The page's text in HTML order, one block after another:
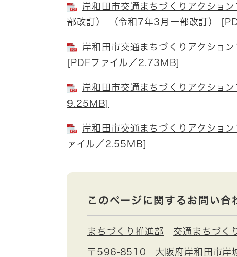
岸和田市交通まちづくりアクショ
部改訂） （令和7年3月一部改訂）
岸和田市交通まちづくりアクショ
[PDFファイル／2.73MB]
岸和田市交通まちづくりアクショ
9.25MB]
岸和田市交通まちづくりアクショ
ァイル／2.55MB]
このページに関するお問い合
まちづくり推進部 交通まちづく
〒596-8510
大阪府岸和田市